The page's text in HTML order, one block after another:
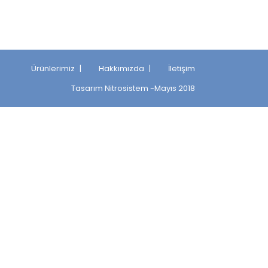
Ürünlerimiz Hakkımızda
İletişim
Tasarım Nitrosistem -Mayıs 2018